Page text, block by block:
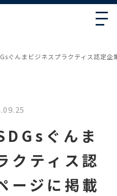
ぐんまビジネスプラクティス認定
ぐんま
クティス認
ージに掲載